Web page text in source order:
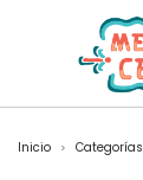
Inicio > Categorías